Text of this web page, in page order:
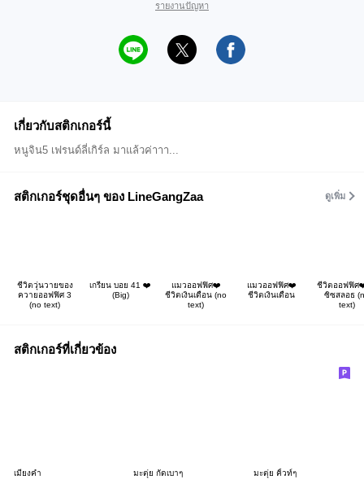
รายงานปัญหา
เกี่ยวกับสติกเกอร์นี้
หนูจิน5 เฟรนด์ลี่เกิร์ล มาแล้วค่าาา...
สติกเกอร์ชุดอื่นๆ ของ LineGangZaa ดูเพิ่ม
ชีวิตวุ่นวายของ
ควายออฟฟิศ 3
(no text)
เกรียน บอย 41 ❤️
(Big)
แมวออฟฟิศ❤️
ชีวิตเงินเดือน (no
text)
แมวออฟฟิศ❤️
ชีวิตเงินเดือน
ชีวิตออฟฟิศ
ซิซสลอธ
text)
สติกเกอร์ที่เกี่ยวข้อง
เมี่ยงคำ มะตุ่ย กัดเบาๆ มะตุ่ย คิ้วท์ๆ